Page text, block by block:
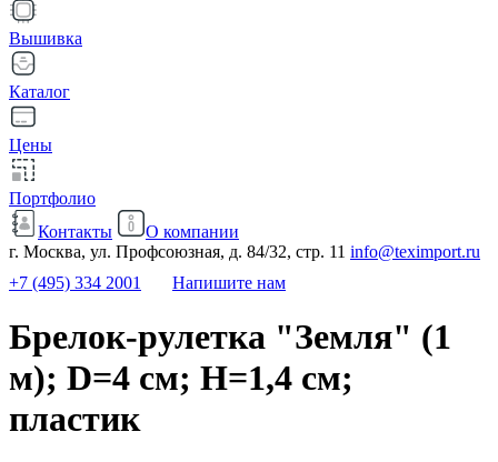
Вышивка
Каталог
Цены
Портфолио
Контакты
О компании
г. Москва, ул. Профсоюзная, д. 84/32, стр. 11 info@teximport.ru
+7 (495) 334 2001
Напишите нам
Брелок-рулетка "Земля" (1
м); D=4 см; H=1,4 см;
пластик